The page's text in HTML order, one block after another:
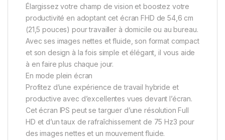
Élargissez votre champ de vision et boostez votre
productivité en adoptant cet écran FHD de 54,6 cm
(21,5 pouces) pour travailler à domicile ou au bureau.
Avec ses images nettes et fluide, son format compact
et son design à la fois simple et élégant, il vous aide
à en faire plus chaque jour.
En mode plein écran
Profitez d’une expérience de travail hybride et
productive avec d’excellentes vues devant l’écran.
Cet écran IPS peut se targuer d’une résolution Full
HD et d’un taux de rafraîchissement de 75 Hz3 pour
des images nettes et un mouvement fluide.